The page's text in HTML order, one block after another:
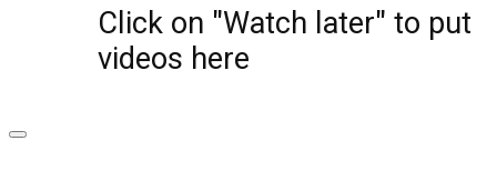
Click on "Watch later" to put
videos here